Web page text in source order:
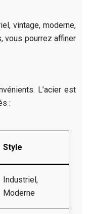
vintage, moderne,
vous pourrez affiner
L’acier est
:
Style
Industriel,
Moderne